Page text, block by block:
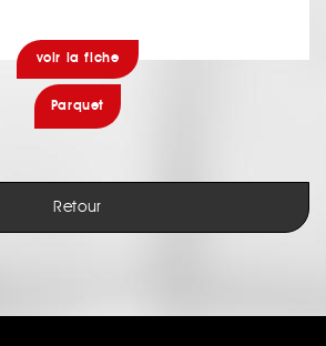
voir la fiche
Parquet
Retour